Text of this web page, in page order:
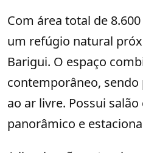
Com área total de
um refúgio natural
Barigui. O espaço
contemporâneo,
ao ar livre. Possui
panorâmico e